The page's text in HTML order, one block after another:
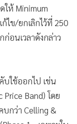
ให้ Minimum
ไข/ยกเลิกไว้ที่ 250
อนเวลาดังกล่าว
บใช้ออกไป เช่น
Band) โดย
กว่า Celling &